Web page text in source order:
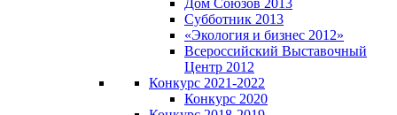
Дом Союзов 2013
Субботник 2013
«Экология и бизнес 2012»
Всероссийский Выставочный
Центр 2012
Конкурс 2021-2022
Конкурс 2020